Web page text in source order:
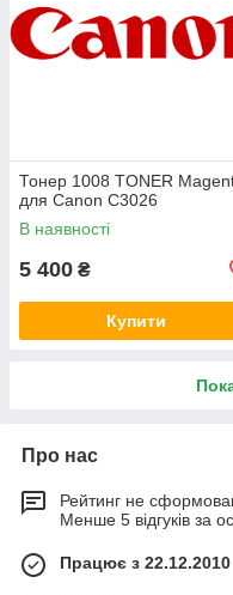
Тонер 1008 TONER
для Canon C3026
В наявності
5 400 ₴
Купити
Про нас
Рейтинг не
Менше 5 відгуків за
Працює з 22.12.2010